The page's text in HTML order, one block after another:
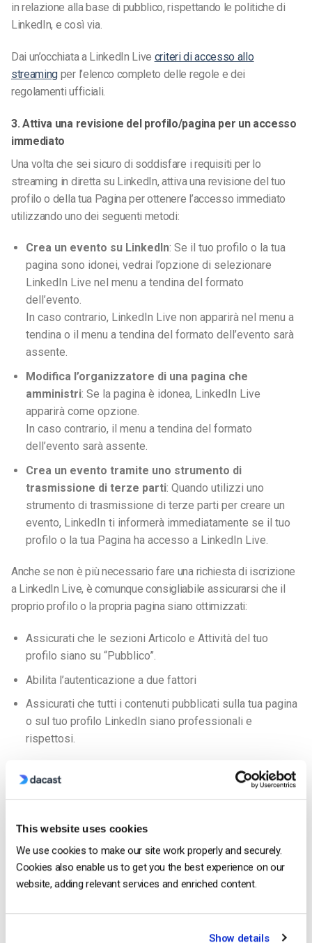
This website uses cookies
We use cookies to make our site work properly and securely.
Cookies also enable us to get you the best experience on our
website, adding relevant services and enriched content.
Show details
in relazione alla base di pubblico,rispettando le politiche di
LinkedIn, e così via.
Dai un’occhiata a LinkedIn Live criteri di accesso allo
streaming per l’elenco completo delle regole e dei
regolamenti ufficiali.
3. Attiva una revisione del profilo/pagina per un accesso
immediato
Una volta che sei sicuro di soddisfare i requisiti per lo
streaming in diretta su LinkedIn, attiva una revisione del tuo
profilo o della tua Pagina per ottenere l’accesso immediato
utilizzando uno dei seguenti metodi:
Crea un evento su LinkedIn: Se il tuo profilo o la tua
pagina sono idonei, vedrai l’opzione di selezionare
LinkedIn Live nel menu a tendina del formato
dell’evento.
In caso contrario, LinkedIn Live non apparirà nel menu a
tendina o il menu a tendina del formato dell’evento sarà
assente.
Modifica l’organizzatore di una pagina che
amministri: Se la pagina è idonea, LinkedIn Live
apparirà come opzione.
In caso contrario, il menu a tendina del formato
dell’evento sarà assente.
Crea un evento tramite uno strumento di
trasmissione di terze parti: Quando utilizzi uno
strumento di trasmissione di terze parti per creare un
evento, LinkedIn ti informerà immediatamente se il tuo
profilo o la tua Pagina ha accesso a LinkedIn Live.
Anche se non è più necessario fare una richiesta di iscrizione
a LinkedIn Live, è comunque consigliabile assicurarsi che il
proprio profilo o la propria pagina siano ottimizzati:
Assicurati che le sezioni Articolo e Attività del tuo
profilo siano su “Pubblico”.
Abilita l’autenticazione a due fattori
Assicurati che tutti i contenuti pubblicati sulla tua pagina
o sul tuo profilo LinkedIn siano professionali e
rispettosi.
Ricorda che se non vedi l’opzione LinkedIn Live, significa che
il tuo profilo o la tua pagina non soddisfano i criteri di idoneità.
Una volta che hai
Se hai ottenuto l’accesso a LinkedIn Live, è il
momento di iniziare a preparare la tua configurazione per lo
streaming.
soluzione di streaming dedicata conIngestione RTMP.